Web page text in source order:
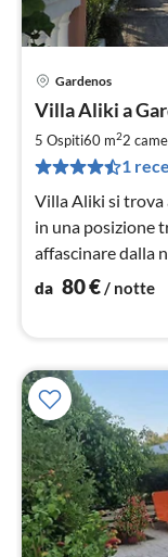
Gardenos
Villa Aliki a
5 Ospiti60 m22
1
Villa Aliki si trova
in una posizione
affascinare dalla
giochi per bambini.
da 80€/ notte